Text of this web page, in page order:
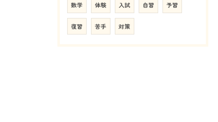
数学 体験 入試 自習 予習
復習 苦手 対策